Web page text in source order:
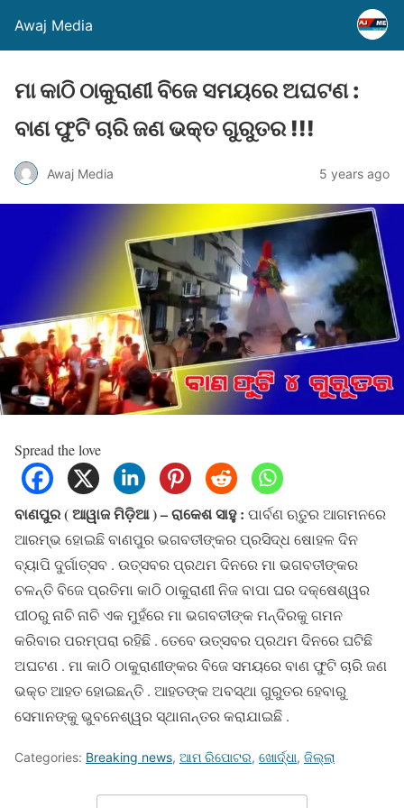
Awaj Media
ମା କାଠି ଠାକୁରାଣୀ ବିଜେ ସମୟରେ ଅଘଟଣ :
ବାଣ ଫୁଟି ଚାରି ଜଣ ଭକ୍ତ ଗୁରୁତର !!!
Awaj Media 5 years ago
Spread the love
ବାଣପୁର ( ଆୱାଜ ମିଡ଼ିଆ ) – ରାକେଶ ସାହୁ : ପାର୍ବଣ ଋତୁର ଆଗମନରେ
ଆରମ୍ଭ ହୋଇଛି ବାଣପୁର ଭଗବତୀଙ୍କର ପ୍ରସିଦ୍ଧ ଷୋହଳ ଦିନ
ବ୍ୟାପି ଦୁର୍ଗାତ୍ସବ . ଉତ୍ସବର ପ୍ରଥମ ଦିନରେ ମା ଭଗବତୀଙ୍କର
ଚଳନ୍ତି ବିଜେ ପ୍ରତିମା କାଠି ଠାକୁରାଣୀ ନିଜ ବାପା ଘର ଦକ୍ଷେଶ୍ୱର
ପୀଠରୁ ନାଚି ନାଚି ଏକ ମୁହଁରେ ମା ଭଗବତୀଙ୍କ ମନ୍ଦିରକୁ ଗମନ
କରିବାର ପରମ୍ପରା ରହିଛି . ତେବେ ଉତ୍ସବର ପ୍ରଥମ ଦିନରେ ଘଟିଛି
ଅଘଟଣ . ମା କାଠି ଠାକୁରାଣୀଙ୍କର ବିଜେ ସମୟରେ ବାଣ ଫୁଟି ଚାରି ଜଣ
ଭକ୍ତ ଆହତ ହୋଇଛନ୍ତି . ଆହତଙ୍କ ଅବସ୍ଥା ଗୁରୁତର ହେବାରୁ
ସେମାନଙ୍କୁ ଭୁବନେଶ୍ୱର ସ୍ଥାନାନ୍ତର କରାଯାଇଛି .
Categories: Breaking news, ଆମ ରିପୋଟର, ଖୋର୍ଦ୍ଧା, ଜିଲ୍ଲା